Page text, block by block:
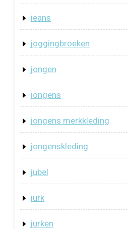
jeans
joggingbroeken
jongen
jongens
jongens merkkleding
jongenskleding
jubel
jurk
jurken